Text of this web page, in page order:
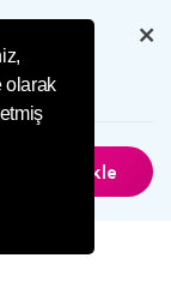
olarak
Yükle